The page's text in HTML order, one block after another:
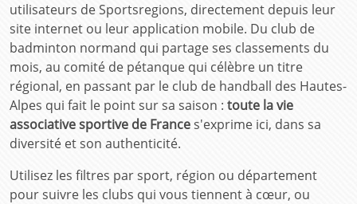
utilisateurs de Sportsregions, directement depuis leur
site internet ou leur application mobile. Du club de
badminton normand qui partage ses classements du
mois, au comité de pétanque qui célèbre un titre
régional, en passant par le club de handball des Hautes-
Alpes qui fait le point sur sa saison : toute la vie
associative sportive de Frances'exprime ici, dans sa
diversité et son authenticité.
Utilisez les filtres par sport, région ou département
pour suivre les clubs qui vous tiennent à cœur, ou